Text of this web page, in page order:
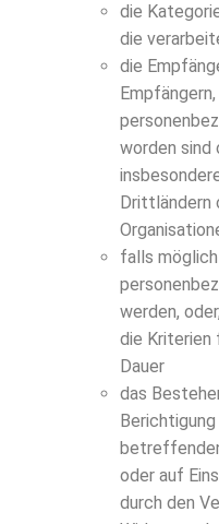
die
die
die
worden
Drittländern
falls
werden,
die Kriterien
Dauer
das
oder auf
durch den